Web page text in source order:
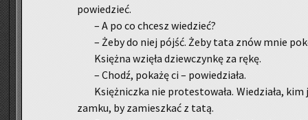
po­wie­dzieć.
– A po co chcesz wie­dzieć?
– Żeby do niej pójść. Żeby tata znów mnie
Księż­na wzię­ła dziew­czyn­kę za rękę.
– Chodź, po­ka­żę ci – po­wie­dzia­ła.
Księż­nicz­ka nie pro­te­sto­wa­ła. Wie­dzia­ła,
zamku, by za­miesz­kać z tatą.